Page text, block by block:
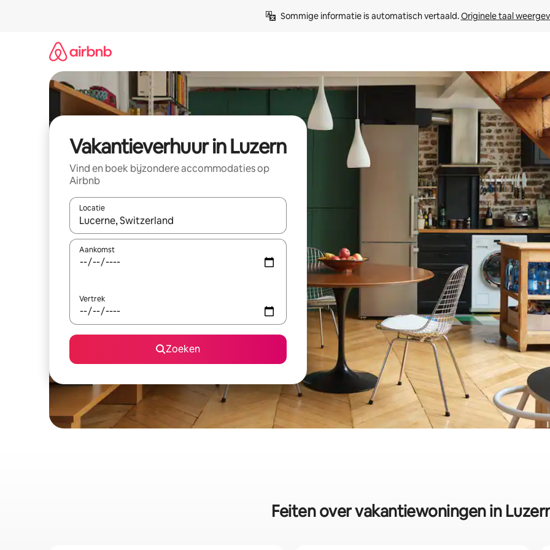
Sommige informatie is automatisch vertaald. Originele taal
Vakantieverhuur in Luzern
Vind en boek bijzondere accommodaties op
Airbnb
Locatie
Wanneer er suggesties beschikbaar zijn, maak je een keuze met je de pijltjestoetsen omhoog en omlaag, óf door te
Aankomst
Vertrek
Zoeken
Feiten over vakantiewoningen in